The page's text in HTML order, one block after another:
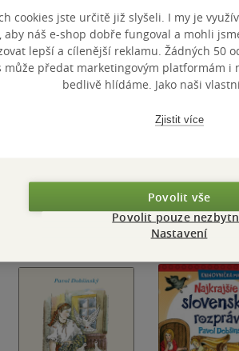
Prostonárodné
slovenské
rozprávky I
Pavol Dobšinský
Do košíku
Nedostupné
Komplet 2 ks
Najkrajšie
slovenské
Pavol Dobšinský
5
hvězdiček
pevná vazba
cookies jste určitě již slyšeli. I my je
aby náš e-shop dobře fungoval a mohli
lepší a cílenější reklamu. Žádných 50
může předat marketingovým platformám i
bedlivě hlídáme. Jako naši
Zjistit více
Povolit vše
Povolit pouze
Nastavení